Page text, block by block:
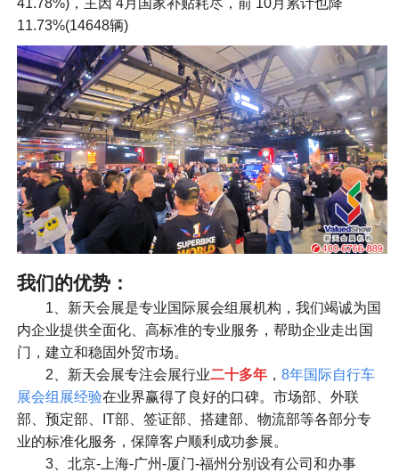
11.73%(14648辆)
我们的优势：
1、新天会展是专业国际展会组展机构，我们竭诚为国
内企业提供全面化、高标准的专业服务，帮助企业走出国
门，建立和稳固外贸市场。
2、新天会展专注会展行业二十多年， 8年国际自行车
展会组展经验在业界赢得了良好的口碑。市场部、外联
部、预定部、IT部、签证部、搭建部、物流部等各部分专
业的标准化服务，保障客户顺利成功参展。
3、北京-上海-广州-厦门-福州分别设有公司和办事